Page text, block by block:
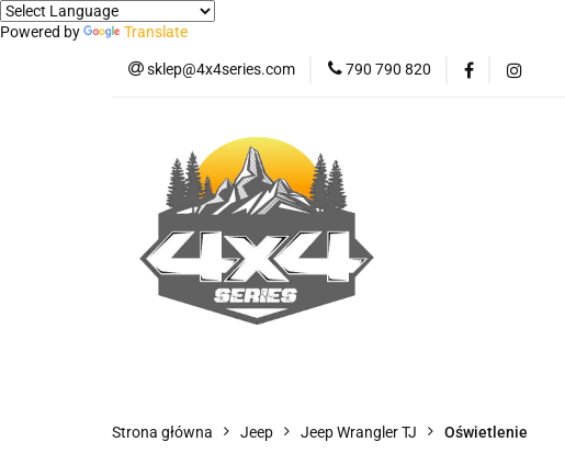
Powered by Translate
sklep@4x4series.com 790 790 820
Panele ochronne
Pick-up
Osłony - Owiewki - Spojlery
Strona główna Jeep Jeep Wrangler TJ Oświetlenie